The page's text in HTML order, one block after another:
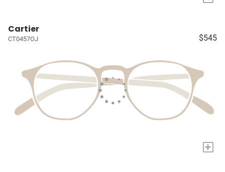
Cartier
CT0457OJ $545
+